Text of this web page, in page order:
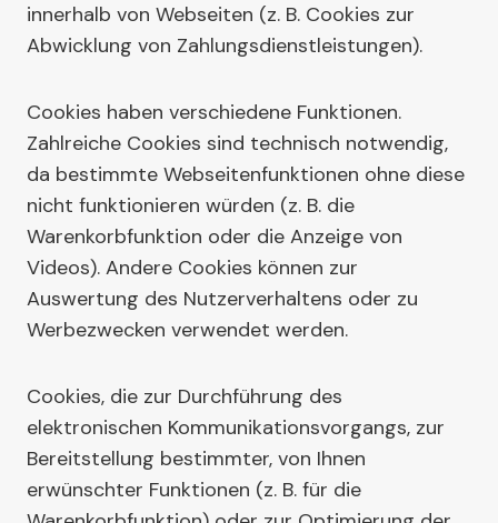
innerhalb von Webseiten (z. B. Cookies zur
Abwicklung von Zahlungsdienstleistungen).
Cookies haben verschiedene Funktionen.
Zahlreiche Cookies sind technisch notwendig,
da bestimmte Webseitenfunktionen ohne diese
nicht funktionieren würden (z. B. die
Warenkorbfunktion oder die Anzeige von
Videos). Andere Cookies können zur
Auswertung des Nutzerverhaltens oder zu
Werbezwecken verwendet werden.
Cookies, die zur Durchführung des
elektronischen Kommunikationsvorgangs, zur
Bereitstellung bestimmter, von Ihnen
erwünschter Funktionen (z. B. für die